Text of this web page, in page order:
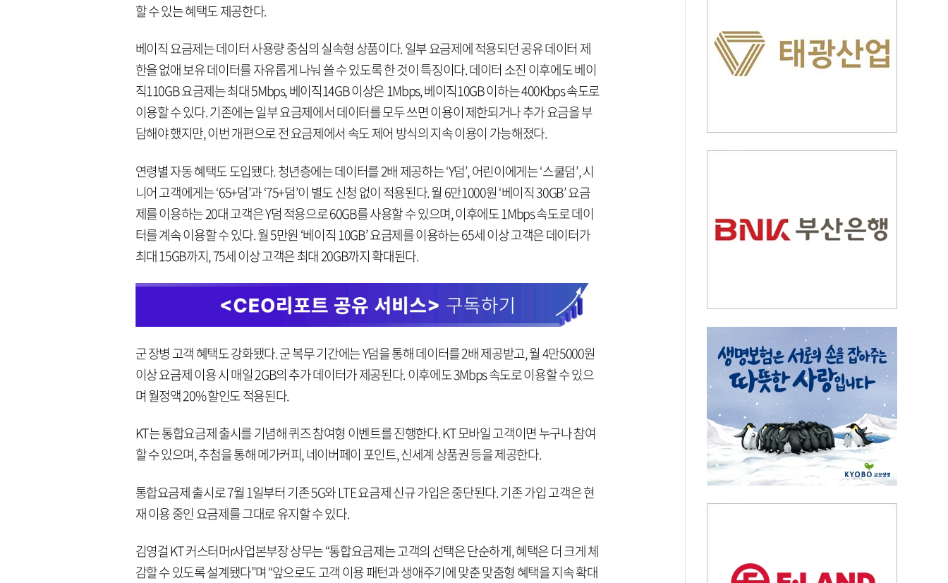
할 수 있는 혜택도 제공한다.
베이직 요금제는 데이터 사용량 중심의 실속형 상품이다. 일부 요금제에 적용되던 공유 데이터 제
한을 없애 보유 데이터를 자유롭게 나눠 쓸 수 있도록 한 것이 특징이다. 데이터 소진 이후에도 베이
직110GB 요금제는 최대 5Mbps, 베이직14GB 이상은 1Mbps, 베이직10GB 이하는 400Kbps 속도로
이용할 수 있다. 기존에는 일부 요금제에서 데이터를 모두 쓰면 이용이 제한되거나 추가 요금을 부
담해야 했지만, 이번 개편으로 전 요금제에서 속도 제어 방식의 지속 이용이 가능해졌다.
연령별 자동 혜택도 도입됐다. 청년층에는 데이터를 2배 제공하는 ‘Y덤’, 어린이에게는 ‘스쿨덤’, 시
니어 고객에게는 ‘65+덤’과 ‘75+덤’이 별도 신청 없이 적용된다. 월 6만1000원 ‘베이직 30GB’ 요금
제를 이용하는 20대 고객은 Y덤 적용으로 60GB를 사용할 수 있으며, 이후에도 1Mbps 속도로 데이
터를 계속 이용할 수 있다. 월 5만원 ‘베이직 10GB’ 요금제를 이용하는 65세 이상 고객은 데이터가
최대 15GB까지, 75세 이상 고객은 최대 20GB까지 확대된다.
군 장병 고객 혜택도 강화됐다. 군 복무 기간에는 Y덤을 통해 데이터를 2배 제공받고, 월 4만5000원
이상 요금제 이용 시 매일 2GB의 추가 데이터가 제공된다. 이후에도 3Mbps 속도로 이용할 수 있으
며 월정액 20% 할인도 적용된다.
KT는 통합요금제 출시를 기념해 퀴즈 참여형 이벤트를 진행한다. KT 모바일 고객이면 누구나 참여
할 수 있으며, 추첨을 통해 메가커피, 네이버페이 포인트, 신세계 상품권 등을 제공한다.
통합요금제 출시로 7월 1일부터 기존 5G와 LTE 요금제 신규 가입은 중단된다. 기존 가입 고객은 현
재 이용 중인 요금제를 그대로 유지할 수 있다.
김영걸 KT 커스터머r사업본부장 상무는 “통합요금제는 고객의 선택은 단순하게, 혜택은 더 크게 체
감할 수 있도록 설계됐다”며 “앞으로도 고객 이용 패턴과 생애주기에 맞춘 맞춤형 혜택을 지속 확대